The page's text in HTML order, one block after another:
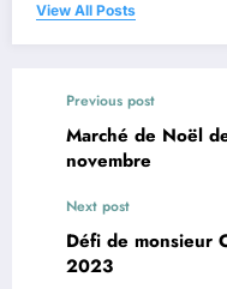
View All Posts
Previous post
Marché de Noël
novembre
Next post
Défi de monsieur
2023